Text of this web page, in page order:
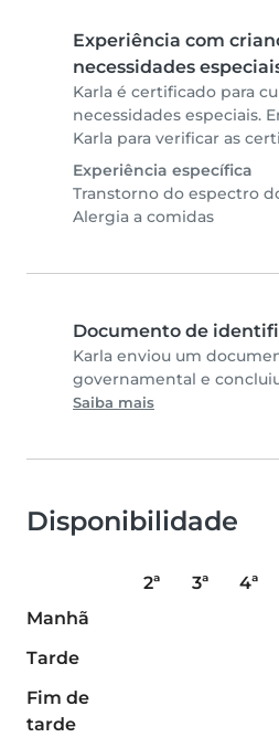
Experiência com
necessidades
Karla é certificado para
necessidades especiais.
Karla para verificar as
Experiência específica
Transtorno do espectro
Alergia a comidas
Documento de
Karla enviou um
governamental e
Saiba mais
Disponibilidade
2ª 3ª 4ª
Manhã
Tarde
Fim de
tarde